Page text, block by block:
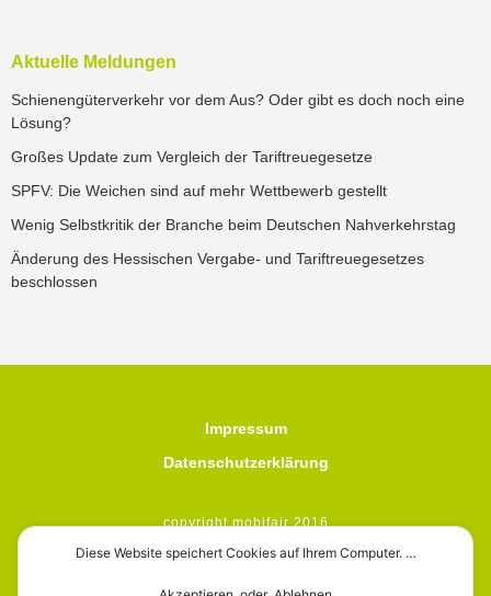
Aktuelle Meldungen
Schienengüterverkehr vor dem Aus? Oder gibt es doch noch eine
Lösung?
Großes Update zum Vergleich der Tariftreuegesetze
SPFV: Die Weichen sind auf mehr Wettbewerb gestellt
Wenig Selbstkritik der Branche beim Deutschen Nahverkehrstag
Änderung des Hessischen Vergabe- und Tariftreuegesetzes
beschlossen
Impressum
Datenschutzerklärung
copyright mobifair 2016
Diese Website speichert Cookies auf Ihrem Computer. …